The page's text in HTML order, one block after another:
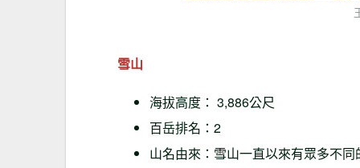
雪山
海拔高度： 3,886公尺
百岳排名：2
山名由來：雪山一直以來有眾多不